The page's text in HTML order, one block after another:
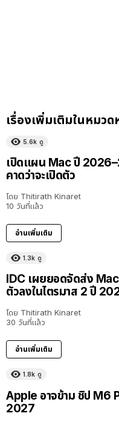
เรื่องเพิ่มเติมในหมวด
5.6k ดู
เปิดแผน Mac ปี
คาดว่าจะเปิดตัว
โดย Thitirath Kinaret
10 วันที่แล้ว
อ่านเพิ่มเติม
1.3k ดู
IDC เผยยอดจัดส่ง
ตัวลงในไตรมาส 2 ปี
โดย Thitirath Kinaret
30 วันที่แล้ว
อ่านเพิ่มเติม
1.8k ดู
Apple อาจข้าม ชิป M6
2027